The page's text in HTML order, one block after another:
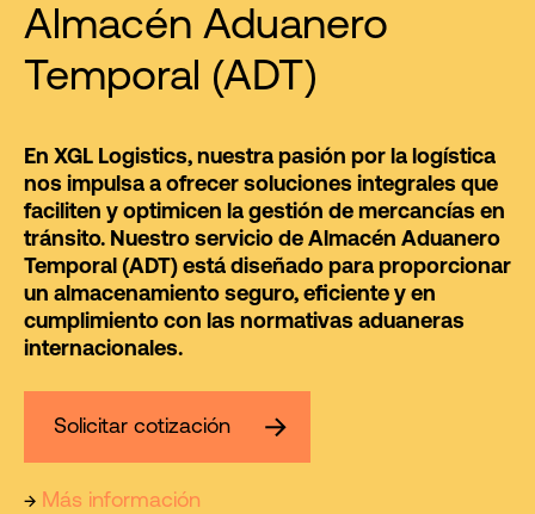
Almacén Aduanero
Temporal (ADT)
En XGL Logistics, nuestra pasión por la logística
nos impulsa a ofrecer soluciones integrales que
faciliten y optimicen la gestión de mercancías en
tránsito. Nuestro servicio de Almacén Aduanero
Temporal (ADT) está diseñado para proporcionar
un almacenamiento seguro, eficiente y en
cumplimiento con las normativas aduaneras
internacionales.
Solicitar cotización
→ Más información